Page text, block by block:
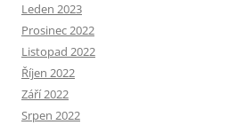
Leden 2023
Prosinec 2022
Listopad 2022
Říjen 2022
Září 2022
Srpen 2022